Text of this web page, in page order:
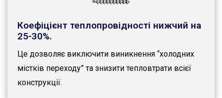
Коефіцієнт теплопровідності нижчий на
25-30%.
Це дозволяє виключити виникнення “холодних
містків переходу” та знизити тепловтрати всієї
конструкції.